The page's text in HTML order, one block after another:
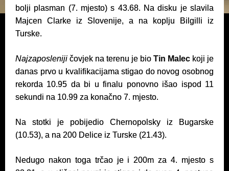
bolji plasman (7. mjesto) s 43.68. Na disku je slavila
Majcen Clarke iz Slovenije, a na koplju Bilgilli iz
Turske.
Najzaposleniji čovjek na terenu je bio Tin Malec koji je
danas prvo u kvalifikacijama stigao do novog osobnog
rekorda 10.95 da bi u finalu ponovno išao ispod 11
sekundi na 10.99 za konačno 7. mjesto.
Na stotki je pobijedio Chernopolsky iz Bugarske
(10.53), a na 200 Delice iz Turske (21.43).
Nedugo nakon toga trčao je i 200m za 4. mjesto s